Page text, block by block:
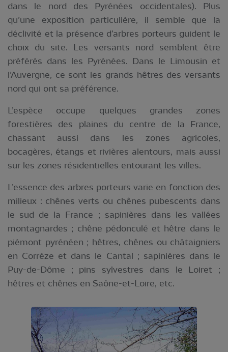
dans le nord des Pyrénées occidentales). Plus
qu’une exposition particulière, il semble que la
déclivité et la présence d’arbres porteurs guident le
choix du site. Les versants nord semblent être
préférés dans les Pyrénées. Dans le Limousin et
l’Auvergne, ce sont les grands hêtres des versants
nord qui ont sa préférence.
L’espèce occupe quelques grandes zones
forestières des plaines du centre de la France,
chassant aussi dans les zones agricoles,
bocagères, étangs et rivières alentours, mais aussi
sur les zones résidentielles entourant les villes.
L’essence des arbres porteurs varie en fonction des
milieux : chênes verts ou chênes pubescents dans
le sud de la France ; sapinières dans les vallées
montagnardes ; chêne pédonculé et hêtre dans le
piémont pyrénéen ; hêtres, chênes ou châtaigniers
en Corrèze et dans le Cantal ; sapinières dans le
Puy-de-Dôme ; pins sylvestres dans le Loiret ;
hêtres et chênes en Saône-et-Loire, etc.